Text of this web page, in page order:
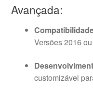
Avançada:
Versões 2016
customizável